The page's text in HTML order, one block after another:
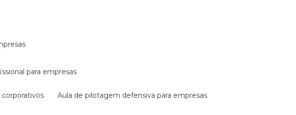
para empresas
corporativos aula de pilotagem defensiva para empresas